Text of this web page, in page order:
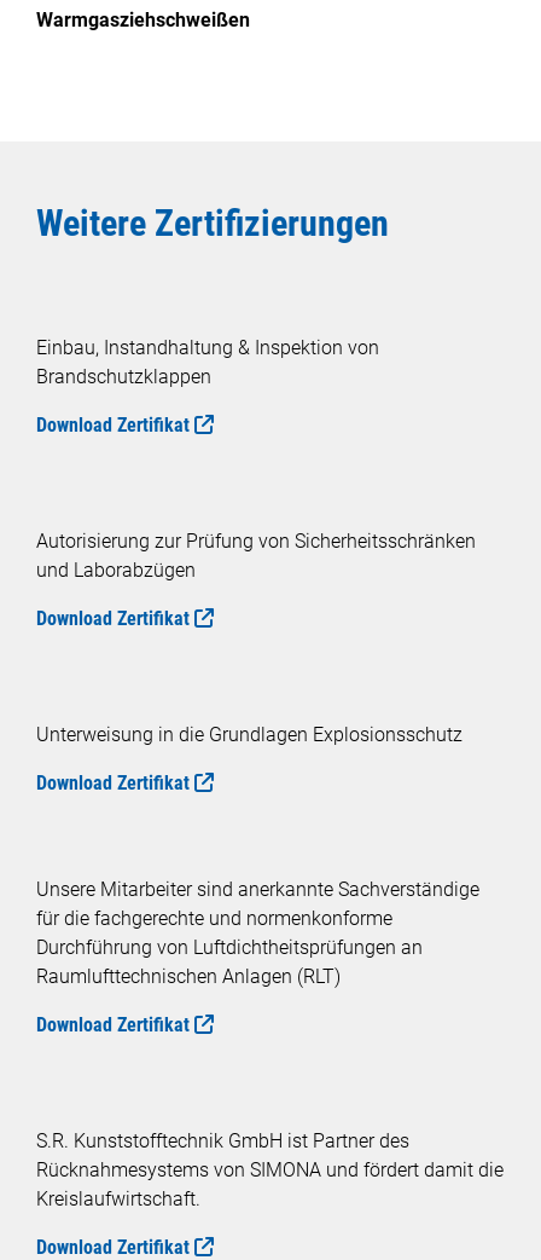
Warmgasziehschweißen
Weitere Zertifizierungen
Einbau, Instandhaltung & Inspektion von
Brandschutzklappen
Download Zertifikat
Autorisierung zur Prüfung von Sicherheitsschränken
und Laborabzügen
Download Zertifikat
Unterweisung in die Grundlagen Explosionsschutz
Download Zertifikat
Unsere Mitarbeiter sind anerkannte Sachverständige
für die fachgerechte und normenkonforme
Durchführung von Luftdichtheitsprüfungen an
Raumlufttechnischen Anlagen (RLT)
Download Zertifikat
S.R. Kunststofftechnik GmbH ist Partner des
Rücknahmesystems von SIMONA und fördert damit die
Kreislaufwirtschaft.
Download Zertifikat